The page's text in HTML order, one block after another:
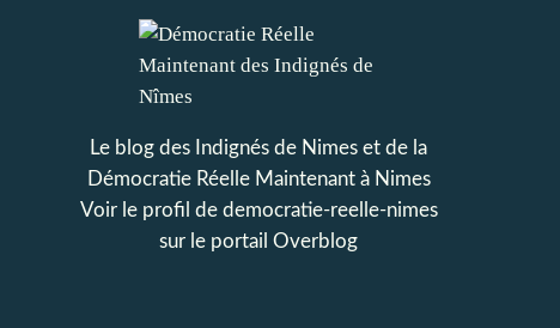
Le blog des Indignés de Nimes et de la
Démocratie Réelle Maintenant à Nimes
Voir le profil de democratie-reelle-nimes
sur le portail Overblog